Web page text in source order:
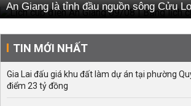
An Giang là tỉnh đầu nguồn sông Cửu
chiến lược quan trọng về kinh tế – xã
Tây Nam Bộ. Với dân số hơn 2,2 triệu
điểm nổi bật là pha trộn giữa đô thị phát
thông nông thôn. Long Xuyên và Châu
trung tâm tập trung nhiều khu công
dịch vụ, trong khi các huyện như Chợ
TIN MỚI NHẤT
Gia Lai đấu giá khu đất làm dự án tại phường
điểm 23 tỷ đồng